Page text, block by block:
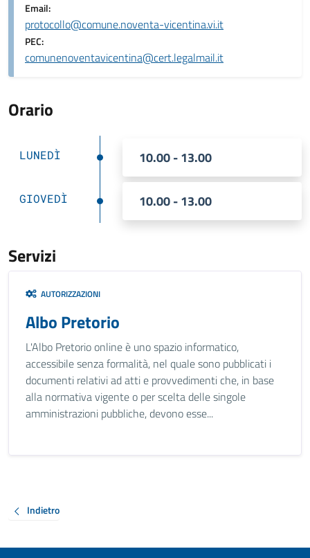
Email:
protocollo@comune.noventa-vicentina.vi.it
PEC:
comunenoventavicentina@cert.legalmail.it
Orario
LUNEDÌ 10.00 - 13.00
GIOVEDÌ 10.00 - 13.00
Servizi
AUTORIZZAZIONI
Albo Pretorio
L'Albo Pretorio online è uno spazio informatico,
accessibile senza formalità, nel quale sono pubblicati i
documenti relativi ad atti e provvedimenti che, in base
alla normativa vigente o per scelta delle singole
amministrazioni pubbliche, devono esse...
Indietro